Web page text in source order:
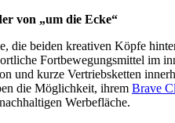
von „um die Ecke“
die beiden kreativen Köpfe
Fortbewegungsmittel im
und kurze Vertriebsketten
die Möglichkeit, ihrem Brave
Werbefläche.